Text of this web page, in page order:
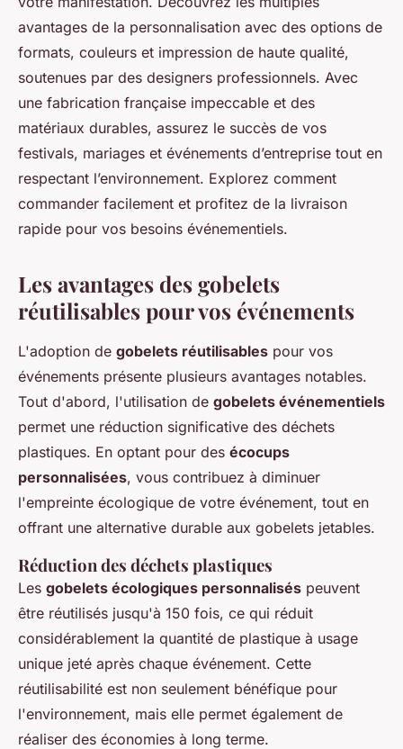
avantages de la personnalisation avec des options de
formats, couleurs et impression de haute qualité,
soutenues par des designers professionnels. Avec
une fabrication française impeccable et des
matériaux durables, assurez le succès de vos
festivals, mariages et événements d’entreprise tout en
respectant l’environnement. Explorez comment
commander facilement et profitez de la livraison
rapide pour vos besoins événementiels.
Les avantages des gobelets
réutilisables pour vos événements
L'adoption de gobelets réutilisables pour vos
événements présente plusieurs avantages notables.
Tout d'abord, l'utilisation de gobelets événementiels
permet une réduction significative des déchets
plastiques. En optant pour des écocups
personnalisées, vous contribuez à diminuer
l'empreinte écologique de votre événement, tout en
offrant une alternative durable aux gobelets jetables.
Réduction des déchets plastiques
Les gobelets écologiques personnalisés peuvent
être réutilisés jusqu'à 150 fois, ce qui réduit
considérablement la quantité de plastique à usage
unique jeté après chaque événement. Cette
réutilisabilité est non seulement bénéfique pour
l'environnement, mais elle permet également de
réaliser des économies à long terme.